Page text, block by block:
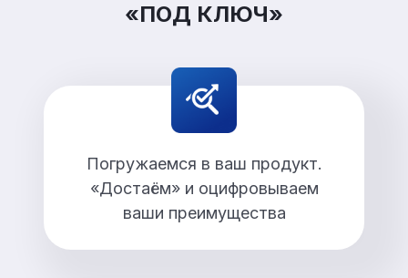
«ПОД КЛЮЧ»
Погружаемся в ваш продукт.
«Достаём» и оцифровываем
ваши преимущества